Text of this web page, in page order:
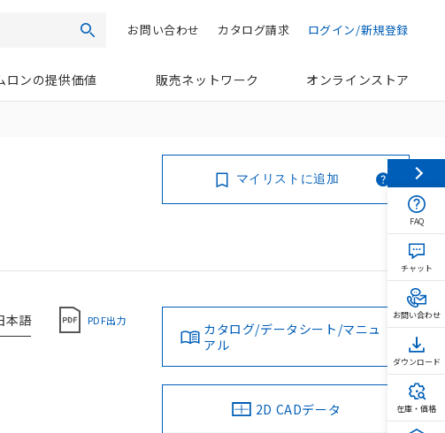
検索 ログイン/新規登録
カタログ請求
お問い合わせ
ロンの提供価値 販売ネットワーク オンラインストア
マイリストに追加
本語 PDF出力
カタログ/データシート/マニュ
アル
2D CADデータ
FAQ
チャット
お問い合わせ
ダウンロード
在庫・価格